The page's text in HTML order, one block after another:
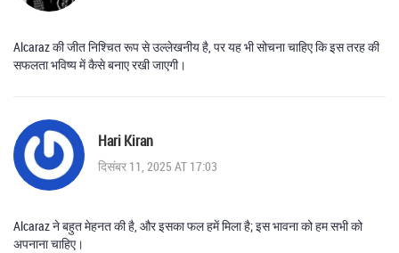
Alcaraz की जीत निश्चित रूप से उल्लेखनीय है, पर यह भी सोचना चाहिए कि इस तरह की
सफलता भविष्य में कैसे बनाए रखी जाएगी।
Hari Kiran
दिसंबर 11, 2025 AT 17:03
Alcaraz ने बहुत मेहनत की है, और इसका फल हमें मिला है; इस भावना को हम सभी को
अपनाना चाहिए।